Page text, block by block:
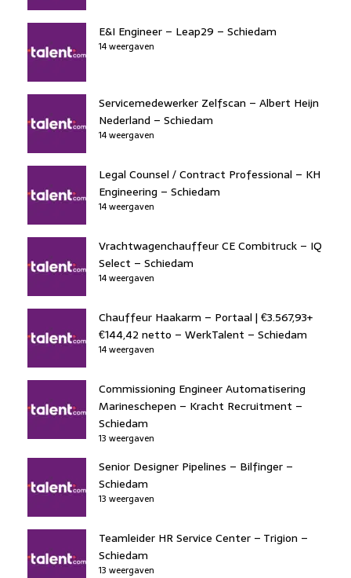
E&I Engineer – Leap29 – Schiedam
14 weergaven
Servicemedewerker Zelfscan – Albert Heijn
Nederland – Schiedam
14 weergaven
Legal Counsel / Contract Professional – KH
Engineering – Schiedam
14 weergaven
Vrachtwagenchauffeur CE Combitruck – IQ
Select – Schiedam
14 weergaven
Chauffeur Haakarm – Portaal | €3.567,93+
€144,42 netto – WerkTalent – Schiedam
14 weergaven
Commissioning Engineer Automatisering
Marineschepen – Kracht Recruitment –
Schiedam
13 weergaven
Senior Designer Pipelines – Bilfinger –
Schiedam
13 weergaven
Teamleider HR Service Center – Trigion –
Schiedam
13 weergaven